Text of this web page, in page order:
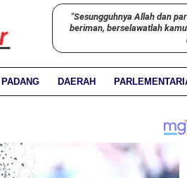
"Sesungguhnya Allah dan
beriman, berselawatlah
PADANG DAERAH